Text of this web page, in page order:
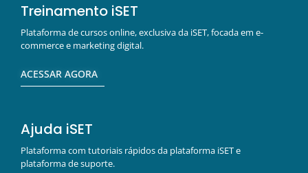
Treinamento iSET
Plataforma de cursos online, exclusiva da iSET, focada em e-
commerce e marketing digital.
ACESSAR AGORA
Ajuda iSET
Plataforma com tutoriais rápidos da plataforma iSET e
plataforma de suporte.